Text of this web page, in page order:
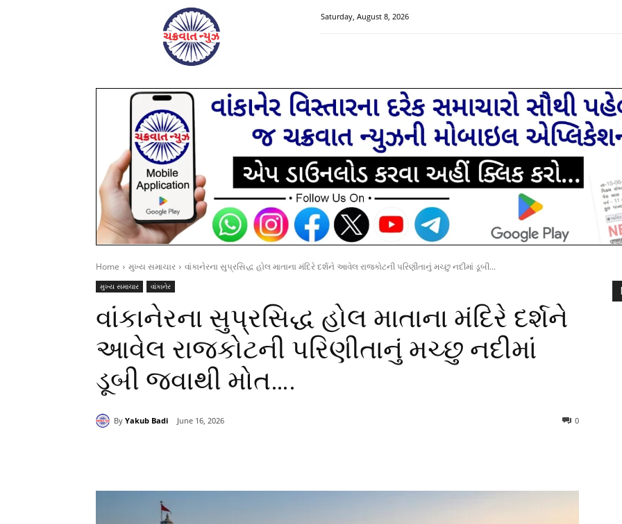
Saturday, August 8, 2026
Home મુખ્ય સમાચાર વાંકાનેરના સુપ્રસિદ્ધ હોલ માતાના મંદિરે દર્શને આવેલ રાજકોટની પરિણીતાનું મચ્છુ નદીમાં ડૂબી...
મુખ્ય સમાચાર વાંકાનેર
વાંકાનેરના સુપ્રસિદ્ધ હોલ માતાના મંદિરે દર્શને
આવેલ રાજકોટની પરિણીતાનું મચ્છુ નદીમાં
ડૂબી જવાથી મોત….
By Yakub Badi June 16, 2026 0